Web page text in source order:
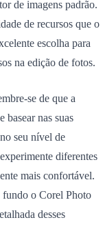
de imagens padrão.
de recursos que o
escolha para
na edição de fotos.
se de que a
basear nas suas
seu nível de
diferentes
mais confortável.
fundo o Corel Photo
desses